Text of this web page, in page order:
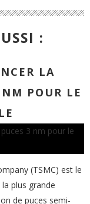
:
LA
POUR LE
(TSMC) est le
plus grande
de puces semi-